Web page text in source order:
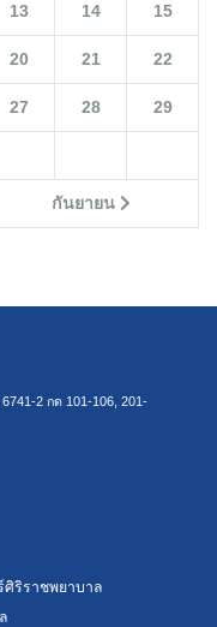
กันยายน
13 14 15
20 21 22
27 28 29
2 กด 101-106, 201-
ริราชพยาบาล